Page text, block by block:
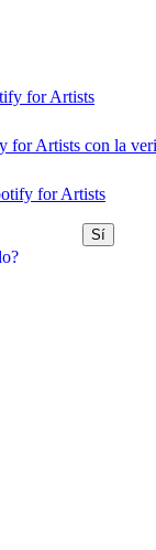
for Artists
for Artists con la
for Artists
Sí